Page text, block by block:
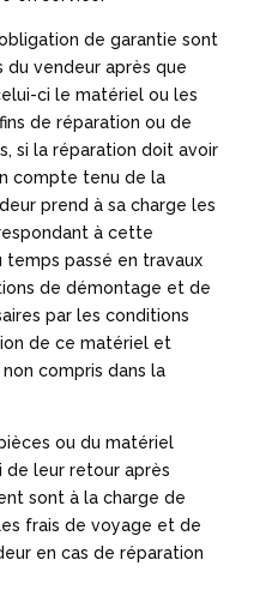
de garantie sont
du vendeur après que
ci le matériel ou les
de réparation ou de
si la réparation doit avoir
compte tenu de la
prend à sa charge les
à cette
temps passé en travaux
de démontage et de
par les conditions
de ce matériel et
compris dans la
ou du matériel
de leur retour après
sont à la charge de
frais de voyage et de
en cas de réparation